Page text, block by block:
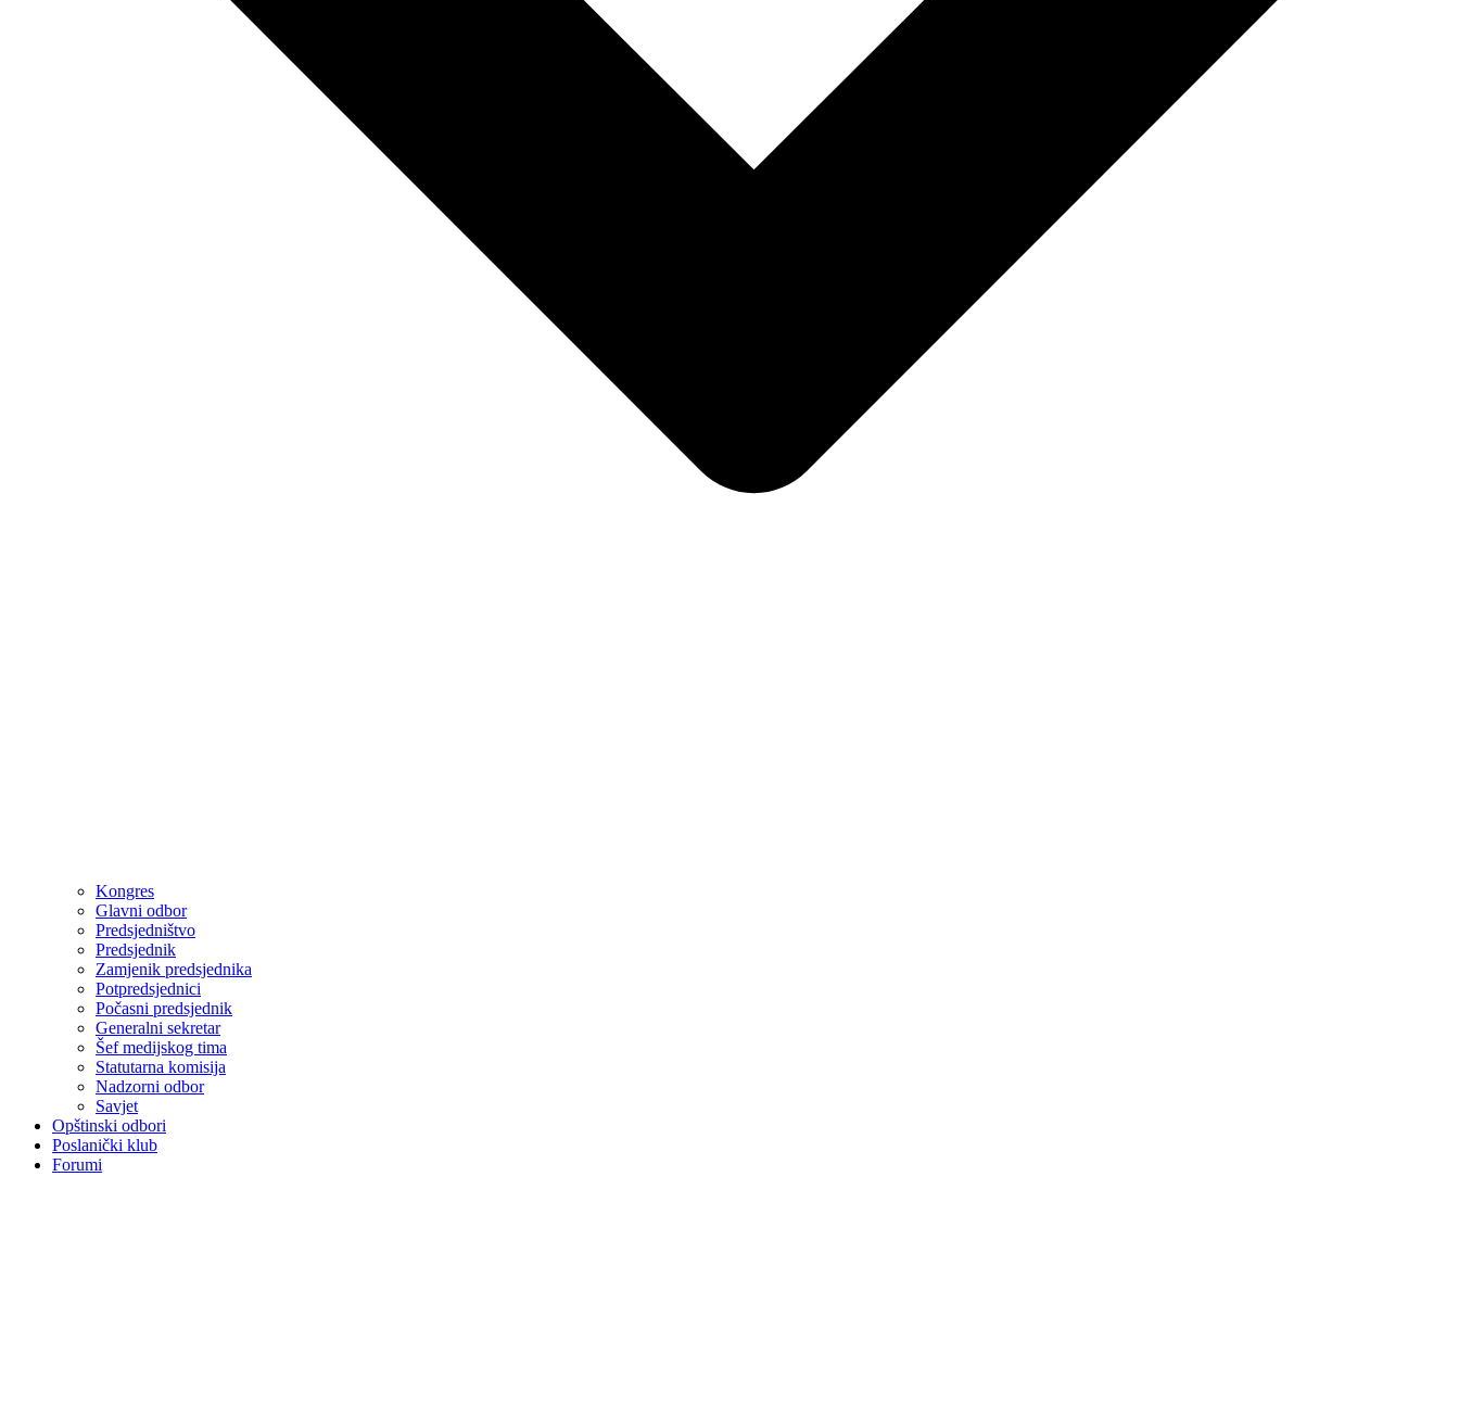
Kongres
Glavni odbor
Predsjedništvo
Predsjednik
Zamjenik predsjednika
Potpredsjednici
Počasni predsjednik
Generalni sekretar
Šef medijskog tima
Statutarna komisija
Nadzorni odbor
Savjet
Opštinski odbori
Poslanički klub
Forumi